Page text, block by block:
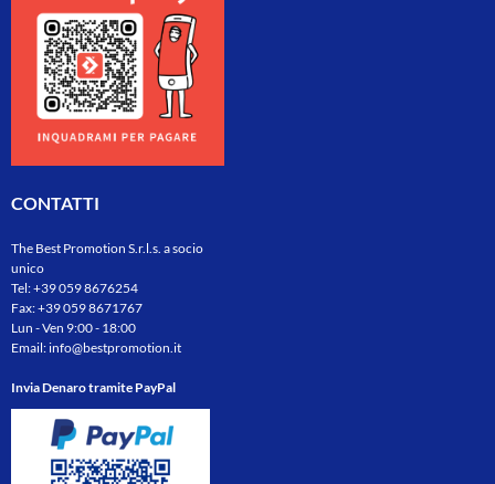
CONTATTI
The Best Promotion S.r.l.s. a socio
unico
Tel:+39 059 8676254
Fax: +39 059 8671767
Lun - Ven 9:00 - 18:00
Email:info@bestpromotion.it
Invia Denaro tramite PayPal